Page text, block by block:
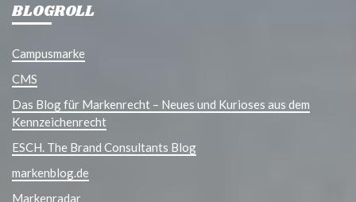
BLOGROLL
Campusmarke
CMS
Das Blog für Markenrecht – Neues und Kurioses aus dem
Kennzeichenrecht
ESCH. The Brand Consultants Blog
markenblog.de
Markenradar